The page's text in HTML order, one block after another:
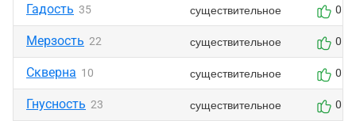
Гадость 35 существительное 0
Мерзость 22 существительное 0
Скверна 10 существительное 0
Гнусность 23 существительное 0